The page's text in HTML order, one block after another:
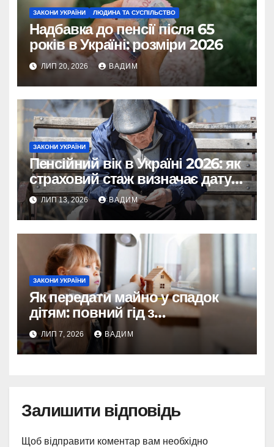
ЗАКОНИ УКРАЇНИ ЛЮДИНА ТА СУСПІЛЬСТВО
Надбавка до пенсії після 65
років в Україні: розміри 2026
ЛИП 20, 2026 ВАДИМ
ЗАКОНИ УКРАЇНИ
Пенсійний вік в Україні 2026: як
страховий стаж визначає дату
виходу на пенсію
ЛИП 13, 2026 ВАДИМ
ЗАКОНИ УКРАЇНИ
Як передати майно у спадок
дітям: повний гід з
урахуванням змін 2026 року
ЛИП 7, 2026 ВАДИМ
Залишити відповідь
Щоб відправити коментар вам необхідно